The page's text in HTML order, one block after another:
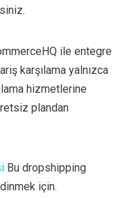
ile entegre
karşılama yalnızca
hizmetlerine
plandan
Bu dropshipping
için.